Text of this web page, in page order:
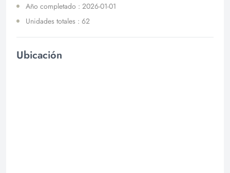
Año completado : 2026-01-01
Unidades totales : 62
Ubicación